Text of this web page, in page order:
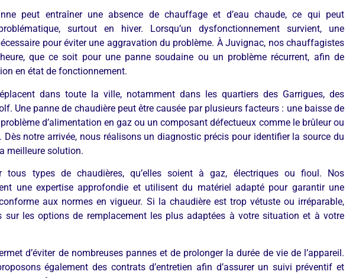
peut entraîner une absence de chauffage et d’eau chaude, ce qui peut
surtout en hiver. Lorsqu’un dysfonctionnement survient, une
pour éviter une aggravation du problème. À Juvignac, nos chauffagistes
que ce soit pour une panne soudaine ou un problème récurrent, afin de
en état de fonctionnement.
dans toute la ville, notamment dans les quartiers des Garrigues, des
Une panne de chaudière peut être causée par plusieurs facteurs : une baisse de
d’alimentation en gaz ou un composant défectueux comme le brûleur ou
Dès notre arrivée, nous réalisons un diagnostic précis pour identifier la source du
meilleure solution.
tous types de chaudières, qu’elles soient à gaz, électriques ou fioul. Nos
une expertise approfondie et utilisent du matériel adapté pour garantir une
aux normes en vigueur. Si la chaudière est trop vétuste ou irréparable,
sur les options de remplacement les plus adaptées à votre situation et à votre
d’éviter de nombreuses pannes et de prolonger la durée de vie de l’appareil.
également des contrats d’entretien afin d’assurer un suivi préventif et